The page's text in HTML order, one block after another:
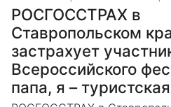
РОСГОССТРАХ в
Ставропольском
застрахует
Всероссийского
папа, я –